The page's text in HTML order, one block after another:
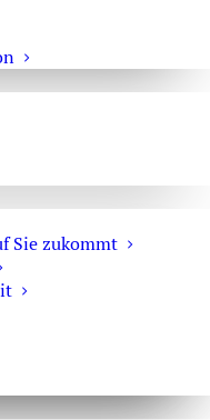
Sie zukommt
tätig.
und bundesweit mit
frühzeitige
und –
zu erreichen.
ich Sie: